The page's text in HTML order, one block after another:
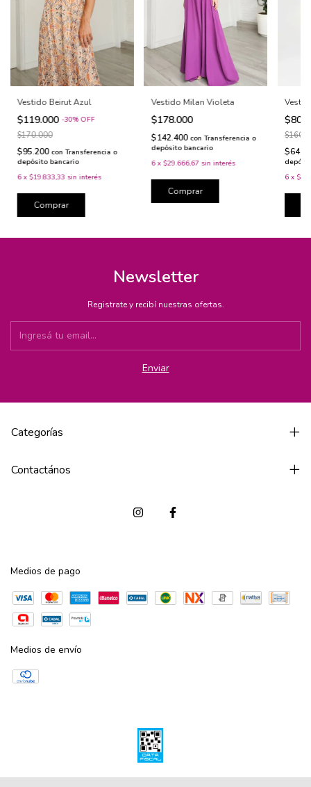
Vestido Beirut Azul
$119.000 -30% OFF
$170.000
$95.200 con Transferencia o
depósito bancario
6 x $19.833,33 sin interés
Comprar
Vestido Milan Violeta
$178.000
$142.400 con Transferencia o
depósito bancario
6 x $29.666,67 sin interés
Comprar
6 x
Newsletter
Registrate y recibí nuestras ofertas.
Categorías
Contactános
Medios de pago
Medios de envío